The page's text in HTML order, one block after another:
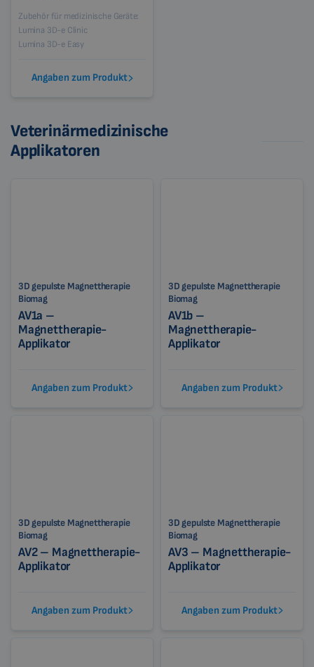
Zubehör für medizinische Geräte:
Lumina 3D-e Clinic
Lumina 3D-e Easy
Angaben zum Produkt
Veterinärmedizinische
Applikatoren
3D gepulste Magnettherapie
Biomag
AV1a –
Magnettherapie-
Applikator
Angaben zum Produkt
3D gepulste Magnettherapie
Biomag
AV1b –
Magnettherapie-
Applikator
Angaben zum Produkt
3D gepulste Magnettherapie
Biomag
AV2 – Magnettherapie-
Applikator
Angaben zum Produkt
3D gepulste Magnettherapie
Biomag
AV3 – Magnettherapie-
Applikator
Angaben zum Produkt